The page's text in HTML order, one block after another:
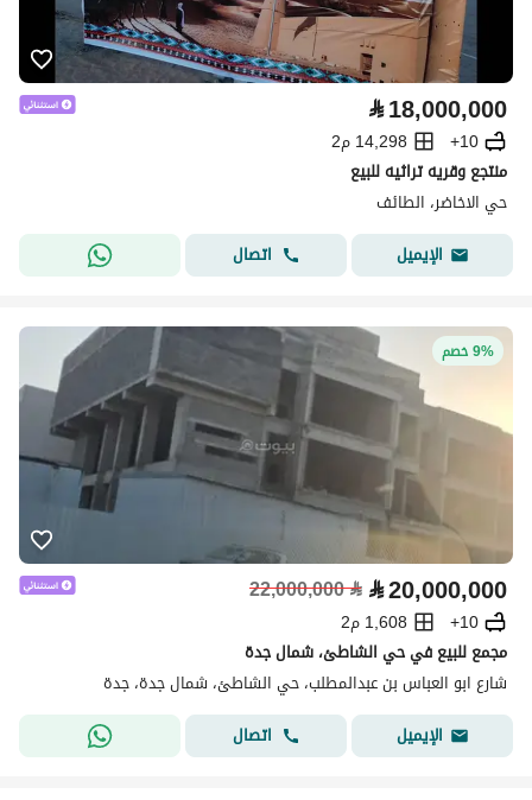
⃁18,000,000
10+
14,298 م2
منتجع وقريه تراثيه للبيع
حي الاخاضر، الطائف
الإيميل
اتصال
9% خصم
⃁20,000,000
⃁
22,000,000
10+
1,608 م2
مجمع للبيع في حي الشاطئ، شمال جدة
شارع ابو العباس بن عبدالمطلب، حي الشاطئ، شمال جدة، جدة
الإيميل
اتصال